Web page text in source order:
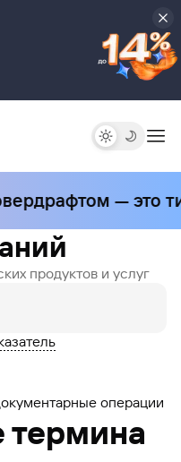
— это
продуктов и услуг
операции
термина